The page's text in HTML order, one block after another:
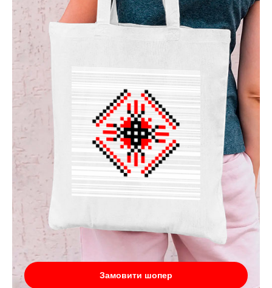
Замовити шопер